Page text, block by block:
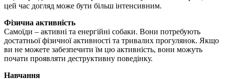
цей час догляд може бути більш інтенсивним.
Фізична активність
Самоїди – активні та енергійні собаки. Вони потребують
достатньої фізичної активності та тривалих прогулянок. Якщо
ви не можете забезпечити їм цю активність, вони можуть
почати проявляти деструктивну поведінку.
Навчання